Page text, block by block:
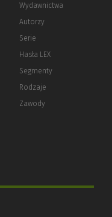
Wydawnictwa
Autorzy
Serie
Hasła LEX
Segmenty
Rodzaje
Zawody